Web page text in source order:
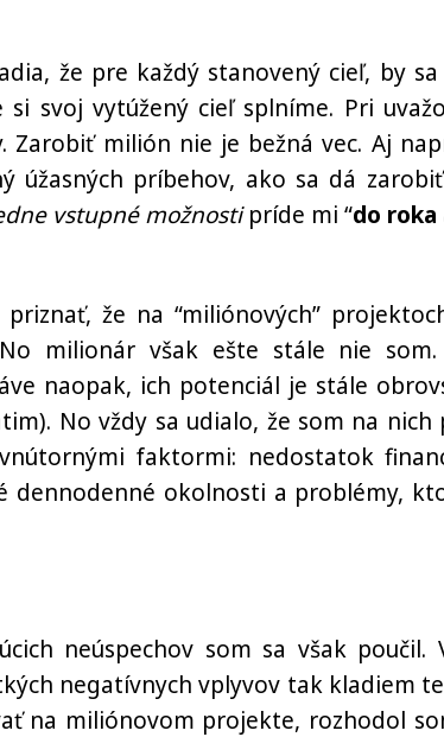
že pre každý stanovený cieľ, by
si svoj vytúžený cieľ splníme. Pri
Zarobiť milión nie je bežná vec. Aj
úžasných príbehov, ako sa dá
vstupné možnostipríde mi “do roka
priznať, že na “miliónových”
milionár však ešte stále nie
naopak, ich potenciál je stále
No vždy sa udialo, že som na
faktormi: nedostatok
dennodenné okolnosti a problémy,
neúspechov som sa však
negatívnych vplyvov tak kladiem
na miliónovom projekte, rozhodol